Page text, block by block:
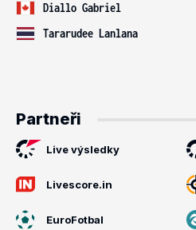
Diallo Gabriel
Tararudee Lanlana
Partneři
Live výsledky
Livescore.in
EuroFotbal